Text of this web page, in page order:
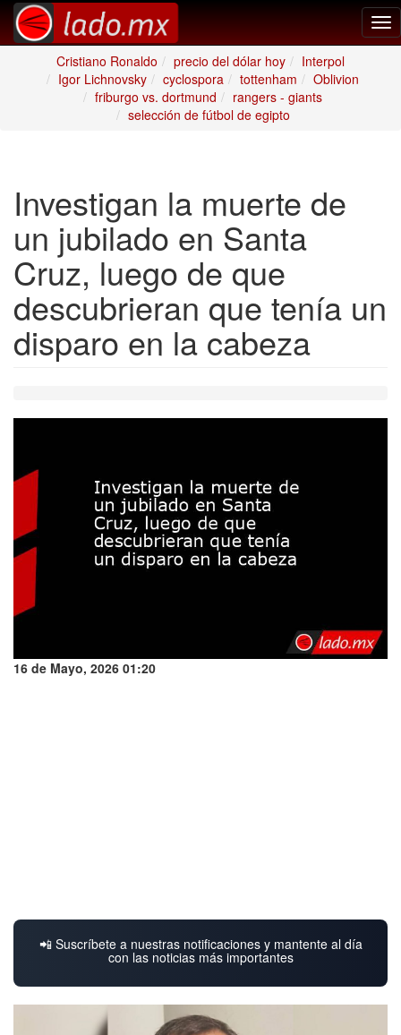
Cristiano Ronaldo
precio del dólar hoy
Interpol
Igor Lichnovsky
cyclospora tottenham
Oblivion
friburgo vs. dortmund
rangers - giants
selección de fútbol de egipto
Investigan la muerte de
un jubilado en Santa
Cruz, luego de que
descubrieran que tenía un
disparo en la cabeza
16 de Mayo, 2026 01:20
📲 Suscríbete a nuestras notificaciones y mantente al día
con las noticias más importantes